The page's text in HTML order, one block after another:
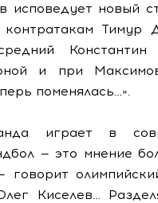
исповедует новый
контратакам Тимур
Константин
и при
поменялась…».
играет в
— это мнение
говорит
Киселев…